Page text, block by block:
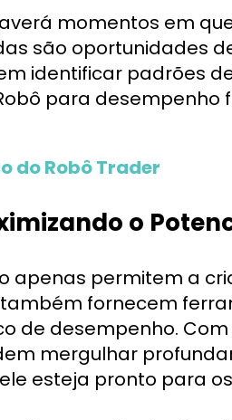
momentos em
são oportunidades
identificar padrões
para desempenho
do Robô Trader
o
apenas permitem a
fornecem
de desempenho.
mergulhar
esteja pronto para